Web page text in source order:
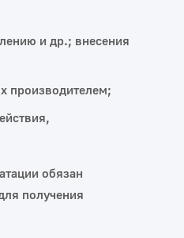
и др.; внесения
производителем;
обязан
получения